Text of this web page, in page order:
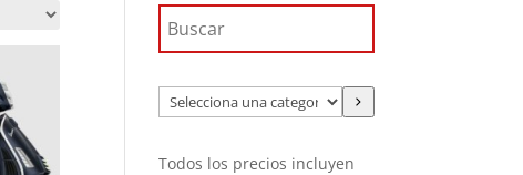
Selecciona
una
Todos los precios incluyen